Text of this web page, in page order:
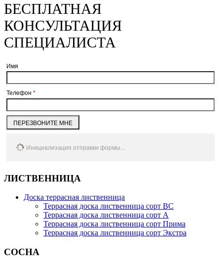
БЕСПЛАТНАЯ
КОНСУЛЬТАЦИЯ
СПЕЦИАЛИСТА
Имя
Телефон *
ПЕРЕЗВОНИТЕ МНЕ
Инициализация отправки формы...
ЛИСТВЕННИЦА
Доска террасная лиственница
Террасная доска лиственница сорт BC
Террасная доска лиственница сорт А
Террасная доска лиственница сорт Прима
Террасная доска лиственница сорт Экстра
СОСНА